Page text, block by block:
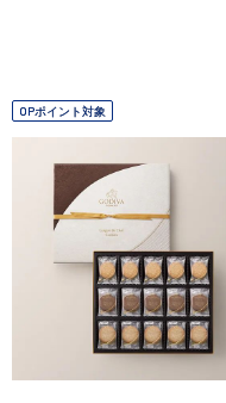
OPポイント対象